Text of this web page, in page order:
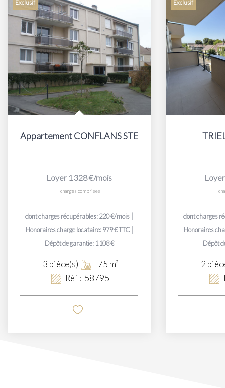
Exclusif
Appartement CONFLANS STE HONORINE - 3
Loyer 1 328 €/mois
charges comprises
dont charges récupérables: 220 €/mois |
Honoraires charge locataire: 979 € TTC |
Dépôt de garantie: 1 108 €
3 pièce(s) 75 m²
Réf : 58795
Exclusif
dont charges
Honoraires
Dépôt
2